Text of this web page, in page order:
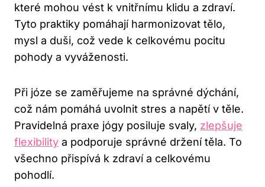
které mohou vést k vnitřnímu klidu a zdraví.
Tyto praktiky pomáhají harmonizovat tělo,
mysl a duši, což vede k celkovému pocitu
pohody a vyváženosti.
Při józe se zaměřujeme na správné dýchání,
což nám pomáhá uvolnit stres a napětí v těle.
Pravidelná praxe jógy posiluje svaly, zlepšuje
flexibility a podporuje správné držení těla. To
všechno přispívá k zdraví a celkovému
pohodlí.